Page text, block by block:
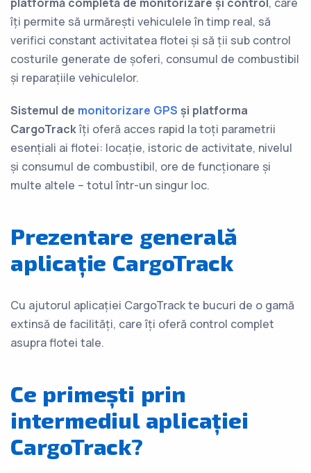
îți permite să urmărești vehiculele în timp real, să
verifici constant activitatea flotei și să ții sub control
costurile generate de șoferi, consumul de combustibil
și reparațiile vehiculelor.
Sistemul de monitorizare GPS și platforma
CargoTrackîți oferă acces rapid la toți parametrii
esențiali ai flotei: locație, istoric de activitate, nivelul
și consumul de combustibil, ore de funcționare și
multe altele – totul într-un singur loc.
Prezentare generală
aplicație CargoTrack
Cu ajutorul aplicației CargoTrack te bucuri de o gamă
extinsă de facilități, care îți oferă control complet
asupra flotei tale.
Ce primești prin
intermediul aplicației
CargoTrack?